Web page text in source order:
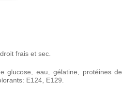
frais et sec.
glucose, eau, gélatine, protéines de
E124, E129.